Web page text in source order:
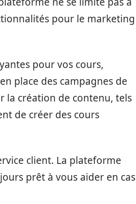
pour le marketing
pour vos cours,
place des campagnes de
la création de contenu, tels
de créer des cours
client. La plateforme
prêt à vous aider en cas